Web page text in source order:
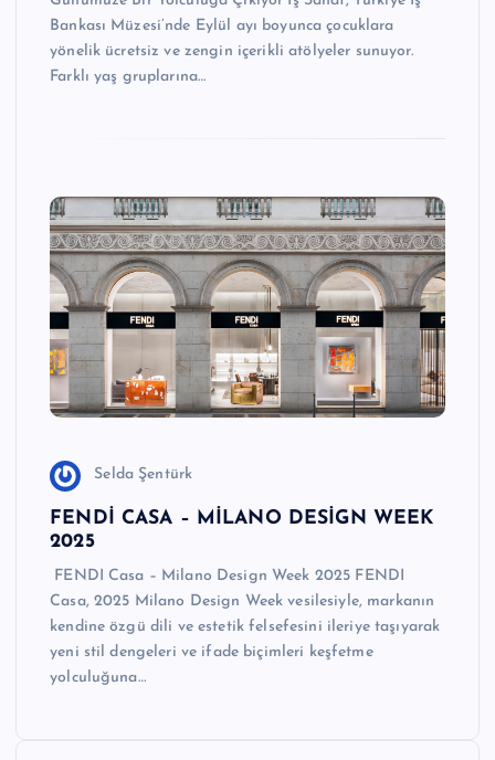
Bankası Müzesi’nde Eylül ayı boyunca çocuklara
yönelik ücretsiz ve zengin içerikli atölyeler sunuyor.
Farklı yaş gruplarına…
Selda Şentürk
FENDİ CASA – MİLANO DESİGN WEEK
2025
FENDI Casa – Milano Design Week 2025 FENDI
Casa, 2025 Milano Design Week vesilesiyle, markanın
kendine özgü dili ve estetik felsefesini ileriye taşıyarak
yeni stil dengeleri ve ifade biçimleri keşfetme
yolculuğuna…